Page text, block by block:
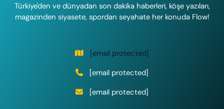
Türkiye'den ve dünyadan son dakika haberleri, köşe yazıları,
magazinden siyasete, spordan seyahate her konuda Flow!
[email protected]
[email protected]
[email protected]